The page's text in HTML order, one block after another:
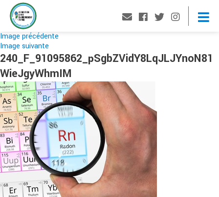
Image précédente
Image suivante
240_F_91095862_pSgbZVidY8LqJLJYnoN81
WieJgyWhmIM